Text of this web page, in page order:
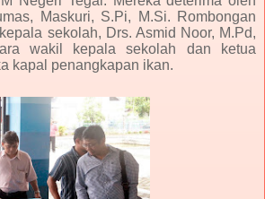
Maskuri, S.Pi, M.Si. Rombongan
sekolah, Drs. Asmid Noor, M.Pd,
wakil kepala sekolah dan ketua
kapal penangkapan ikan.